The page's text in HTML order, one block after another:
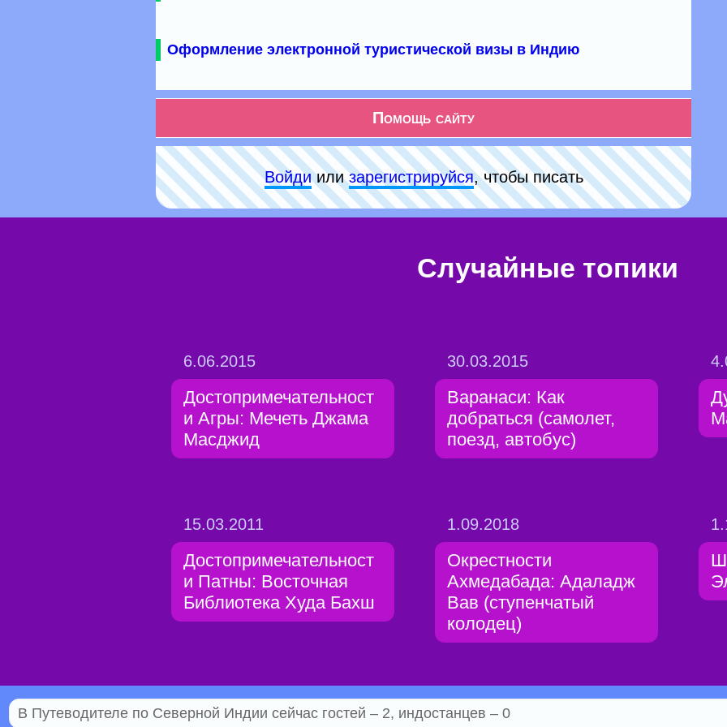
Оформление электронной туристической визы в Индию
Помощь сайту
Войдиилизарeгиcтpируйся, чтобы писать
Случайные топики
6.06.2015
Достопримечательност
и Агры: Мечеть Джама
Масджид
30.03.2015
Варанаси: Как
добраться (самолет,
поезд, автобус)
15.03.2011
Достопримечательност
и Патны: Восточная
Библиотека Худа Бахш
1.09.2018
Окрестности
Ахмедабада: Адаладж
Вав (ступенчатый
колодец)
В Путеводителе по Северной Индии сейчас гостей – 2, индостанцев – 0